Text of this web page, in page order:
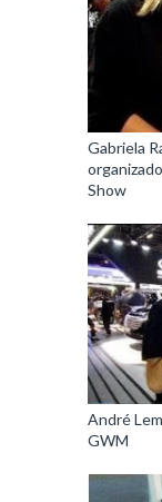
Gabriela
Show
André
GWM